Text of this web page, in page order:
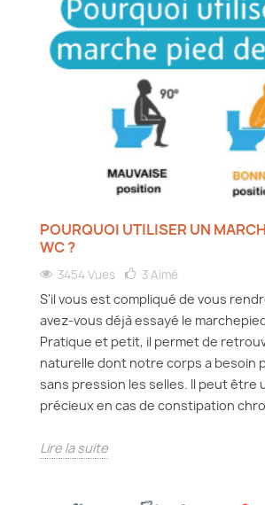
POURQUOI UTILISER UN
WC ?
3454 Vues 3Aimé
S'il vous est compliqué de vous
avez-vous déjà essayé le
Pratique et petit, il permet de
naturelle dont notre corps a besoin
sans pression les selles. Il peut être
précieux en cas de constipation
Lire la suite